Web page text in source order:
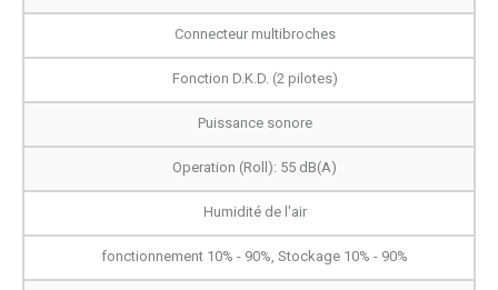
Connecteur multibroches
Fonction D.K.D. (2 pilotes)
Puissance sonore
Operation (Roll): 55 dB(A)
Humidité de l'air
fonctionnement 10% - 90%, Stockage 10% - 90%